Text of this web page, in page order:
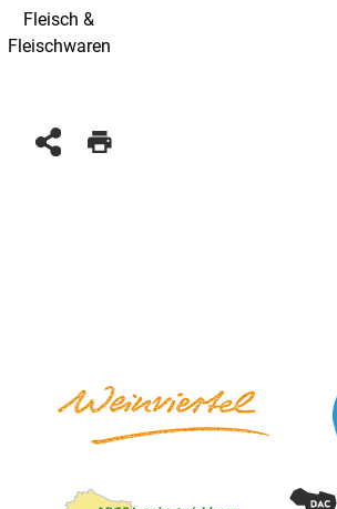
Fleisch &
Fleischwaren